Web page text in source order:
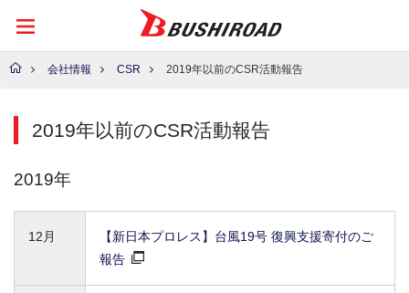
会社情報 CSR 2019年以前のCSR活動報告
2019年以前のCSR活動報告
2019年
12月
【新日本プロレス】台風19号 復興支援寄付のご
報告